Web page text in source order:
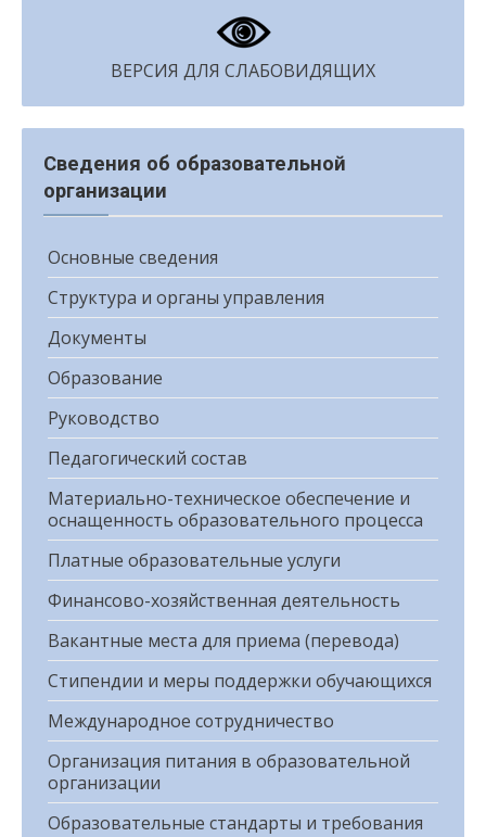
ВЕРСИЯ ДЛЯ СЛАБОВИДЯЩИХ
Сведения об образовательной
организации
Основные сведения
Структура и органы управления
Документы
Образование
Руководство
Педагогический состав
Материально-техническое обеспечение и
оснащенность образовательного процесса
Платные образовательные услуги
Финансово-хозяйственная деятельность
Вакантные места для приема (перевода)
Стипендии и меры поддержки обучающихся
Международное сотрудничество
Организация питания в образовательной
организации
Образовательные стандарты и требования